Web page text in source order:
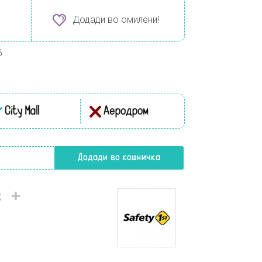
Додади во омилени!
City Mall Аеродром
Додади во кошничка
Viber